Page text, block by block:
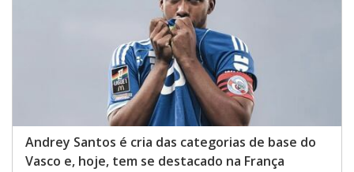
Andrey Santos é cria das categorias de base do
Vasco e, hoje, tem se destacado na França